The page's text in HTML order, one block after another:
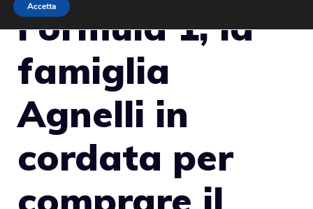
Formula 1, la
famiglia
Agnelli in
cordata per
Accetta